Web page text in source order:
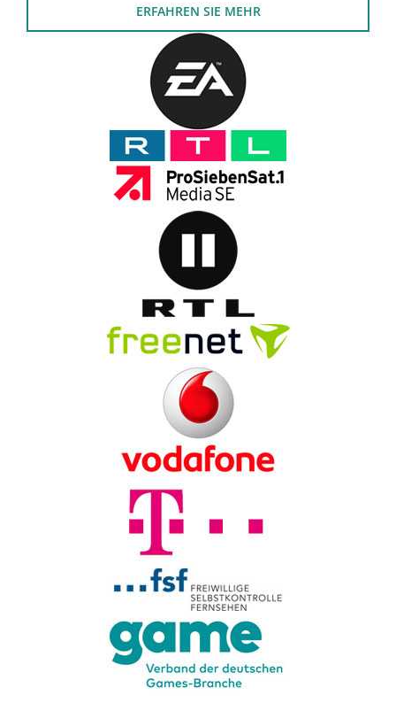
ERFAHREN SIE MEHR